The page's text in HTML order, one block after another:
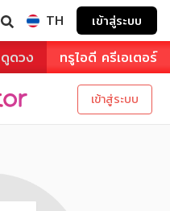
TH เข้าสู่ระบบ
ดูดวง ทรูไอดี ครีเอเตอร์
เข้าสู่ระบบ